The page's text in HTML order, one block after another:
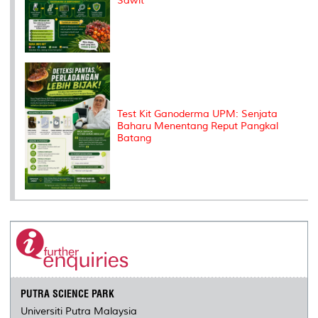
Test Kit Ganoderma UPM: Senjata
Baharu Menentang Reput Pangkal
Batang
PUTRA SCIENCE PARK
Universiti Putra Malaysia